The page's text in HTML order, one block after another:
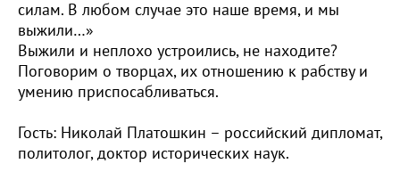
силам. В любом случае это наше время, и мы
выжили…»
Выжили и неплохо устроились, не находите?
Поговорим о творцах, их отношению к рабству и
умению приспосабливаться.
Гость: Николай Платошкин – российский дипломат,
политолог, доктор исторических наук.